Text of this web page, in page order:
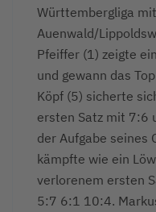
Württembergliga
Auenwald/
Pfeiffer (1) zeigte
und gewann das
Köpf (5) sicherte
ersten Satz mit 7:6
der Aufgabe seines
kämpfte wie ein
verlorenem ersten
5:7 6:1 10:4.